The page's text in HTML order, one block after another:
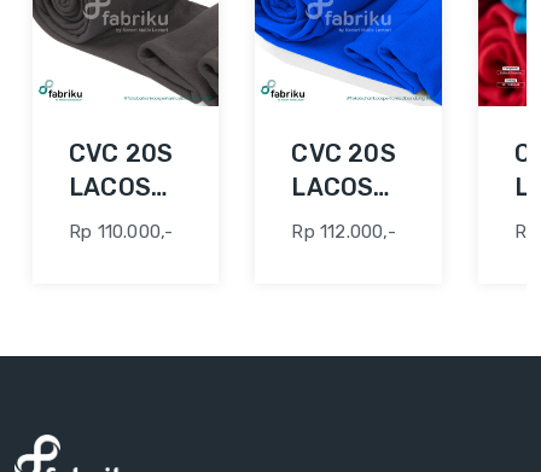
CVC 20S
LACOSTE
36" ABU
Rp 110.000,-
CVC 20S
LACOSTE
36"
Rp 112.000,-